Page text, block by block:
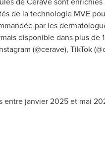
de la technologie MVE
par les
disponible dans plus de
(@cerave), TikTok
entre janvier 2025 et mai